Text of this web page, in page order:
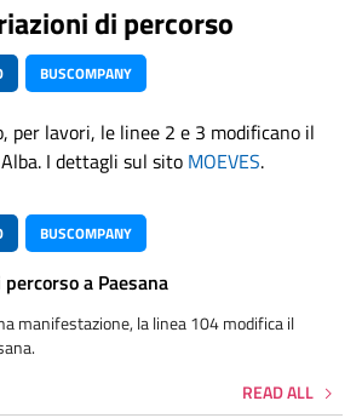
di percorso
BUSCOMPANY
per lavori, le linee 2 e 3 modificano il
I dettagli sul sito MOEVES.
BUSCOMPANY
a Paesana
manifestazione, la linea 104 modifica il
READ ALL